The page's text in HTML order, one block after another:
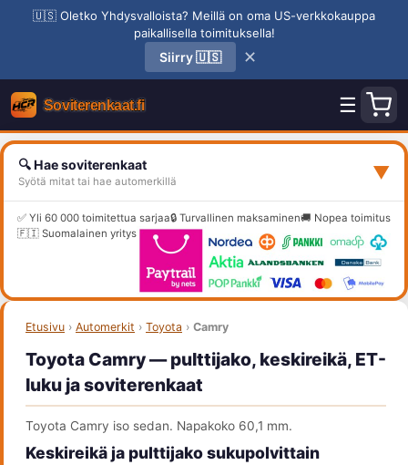
🇺🇸 Oletko Yhdysvalloista? Meillä on oma US-verkkokauppa
paikallisella toimituksella!
Siirry 🇺🇸 ✕
☰
🔍 Hae soviterenkaat
Syötä mitat tai hae automerkillä ▼
✅ Yli 60 000 toimitettua sarjaa🔒 Turvallinen maksaminen🚚 Nopea toimitus
🇫🇮 Suomalainen yritys
Etusivu › Automerkit › Toyota › Camry
Toyota Camry — pulttijako, keskireikä, ET-
luku ja soviterenkaat
Toyota Camry iso sedan. Napakoko 60,1 mm.
Keskireikä ja pulttijako sukupolvittain